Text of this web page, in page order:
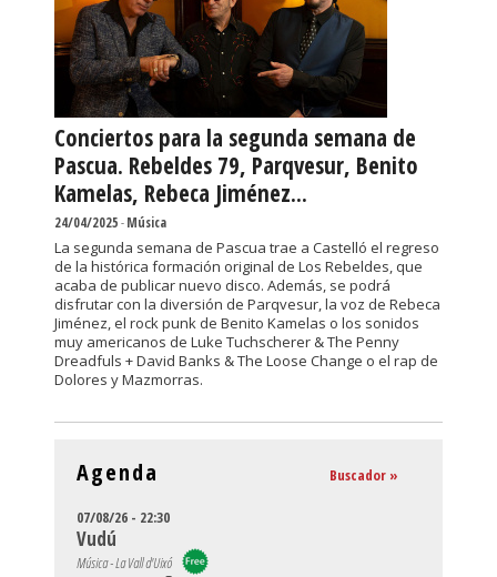
Conciertos para la segunda semana de
Pascua. Rebeldes 79, Parqvesur, Benito
Kamelas, Rebeca Jiménez...
24/04/2025-Música
La segunda semana de Pascua trae a Castelló el regreso
de la histórica formación original de Los Rebeldes, que
acaba de publicar nuevo disco. Además, se podrá
disfrutar con la diversión de Parqvesur, la voz de Rebeca
Jiménez, el rock punk de Benito Kamelas o los sonidos
muy americanos de Luke Tuchscherer & The Penny
Dreadfuls + David Banks & The Loose Change o el rap de
Dolores y Mazmorras.
Agenda Buscador »
07/08/26 - 22:30
Vudú
Música - La Vall d'Uixó